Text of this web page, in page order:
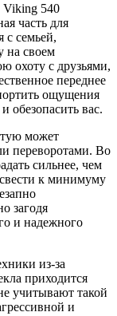
Viking 540
часть для
с семьей,
на своем
охоту с друзьями,
переднее
ощущения
обезопасить вас.
может
переворотами. Во
сильнее, чем
к минимуму
загодя
и надежного
из-за
приходится
учитывают такой
и